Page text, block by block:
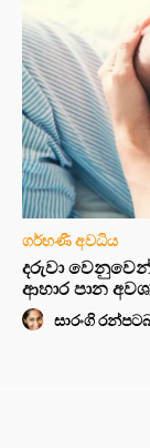
ගර්භණී අවධිය
දරුවා
ආහාර පාන
සාරංගි